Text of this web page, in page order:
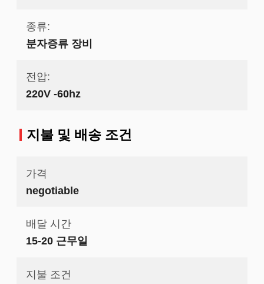
종류:
분자증류 장비
전압:
220V -60hz
지불 및 배송 조건
가격
negotiable
배달 시간
15-20 근무일
지불 조건